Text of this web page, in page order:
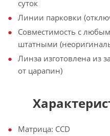
суток
Линии парковки
Совместимость с
штатными
Линза изготовлена из
от царапин)
Матрица: CCD